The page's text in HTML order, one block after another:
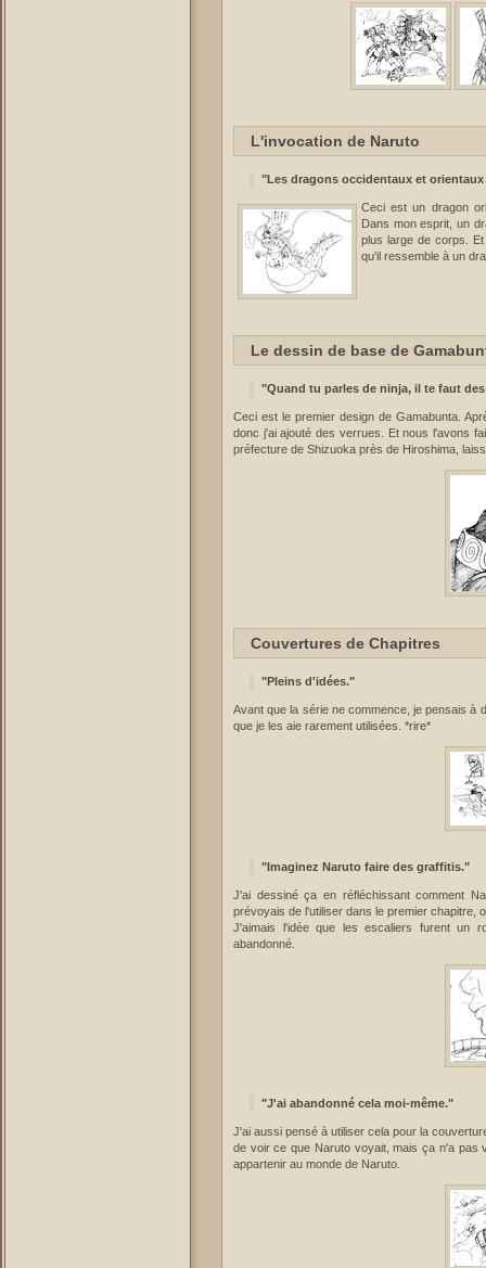
L'invocation de Naruto
"Les dragons occidentaux et
Ceci est un dragon
Dans mon esprit, un
plus large de corps.
qu'il ressemble à un
Le dessin de base de
"Quand tu parles de ninja, il te faut
Ceci est le premier design de Gamabunta.
donc j'ai ajouté des verrues. Et nous l'avons
préfecture de Shizuoka près de Hiroshima,
Couvertures de Chapitres
"Pleins d'idées."
Avant que la série ne commence, je pensais à
que je les aie rarement utilisées. *rire*
"Imaginez Naruto faire des graffitis."
J'ai dessiné ça en réfléchissant comment
prévoyais de l'utiliser dans le premier chapitre,
J'aimais l'idée que les escaliers furent un
abandonné.
"J'ai abandonné cela moi-même."
J'ai aussi pensé à utiliser cela pour la
de voir ce que Naruto voyait, mais ça n'a pas
appartenir au monde de Naruto.